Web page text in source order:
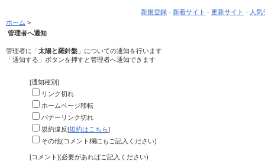
新規登録 - 新着サイト - 更新サイト - 人
ホーム >
管理者へ通知
管理者に「太陽と羅針盤 」についての通知を行います
「通知する」ボタンを押すと管理者へ通知できます
[通知種別]
リンク切れ
ホームページ移転
バナーリンク切れ
規約違反[規約はこちら]
その他(コメント欄にもご記入ください)
[コメント](必要があればご記入ください)